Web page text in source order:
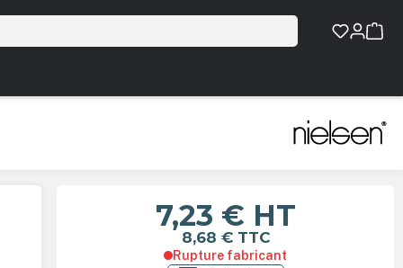
7,23 € HT
8,68 € TTC
Rupture fabricant